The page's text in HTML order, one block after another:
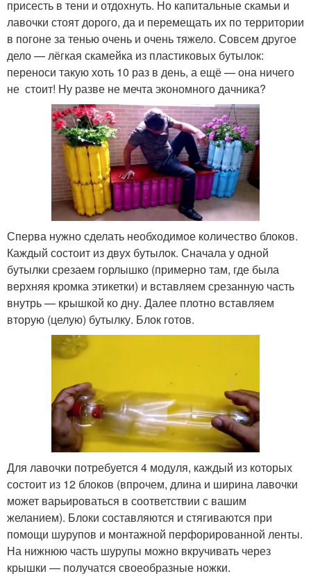
присесть в тени и отдохнуть. Но капитальные скамьи и
лавочки стоят дорого, да и перемещать их по территории
в погоне за тенью очень и очень тяжело. Совсем другое
дело — лёгкая скамейка из пластиковых бутылок:
переноси такую хоть 10 раз в день, а ещё — она ничего
не стоит! Ну разве не мечта экономного дачника?
Сперва нужно сделать необходимое количество блоков.
Каждый состоит из двух бутылок. Сначала у одной
бутылки срезаем горлышко (примерно там, где была
верхняя кромка этикетки) и вставляем срезанную часть
внутрь — крышкой ко дну. Далее плотно вставляем
вторую (целую) бутылку. Блок готов.
Для лавочки потребуется 4 модуля, каждый из которых
состоит из 12 блоков (впрочем, длина и ширина лавочки
может варьироваться в соответствии с вашим
желанием). Блоки составляются и стягиваются при
помощи шурупов и монтажной перфорированной ленты.
На нижнюю часть шурупы можно вкручивать через
крышки — получатся своеобразные ножки.